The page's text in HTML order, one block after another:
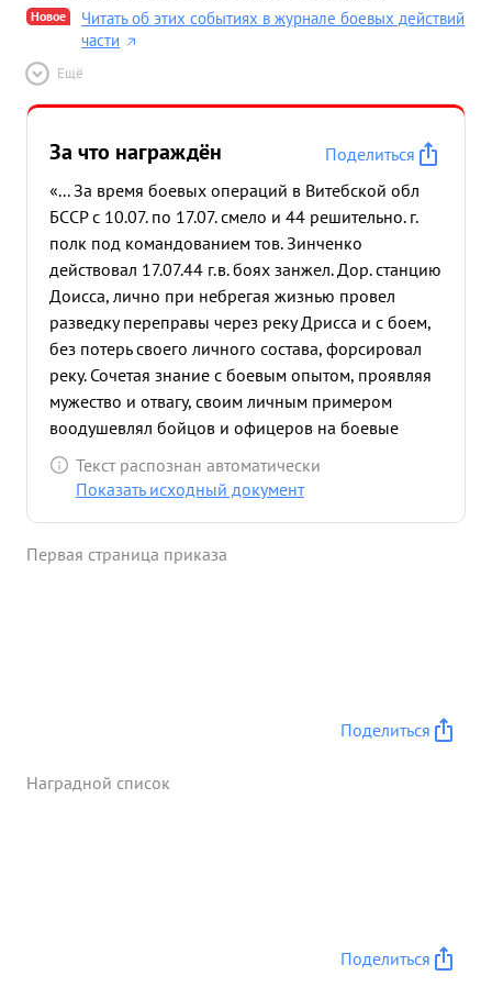
Новое
Читать об этих событиях в журнале боевых действий
части
Ещё
За что награждён
Поделиться
«... За время боевых операций в Витебской обл
БССР с 10.07. по 17.07. смело и 44 решительно. г.
полк под командованием тов. Зинченко
действовал 17.07.44 г.в. боях занжел. Дор. станцию
Доисса, лично при небрегая жизнью провел
разведку переправы через реку Дрисса и с боем,
без потерь своего личного состава, форсировал
реку. Сочетая знание с боевым опытом, проявляя
мужество и отвагу, своим личным примером
воодушевлял бойцов и офицеров на боевые
подвиги. непрерывно находился в боевых
порядка наступающих подразделений. За время
преград. 17.07.44 г.в. бою при форсировании реки
Текст распознан автоматически
Показать исходный документ
Первая страница приказа
Поделиться
Наградной список
Поделиться